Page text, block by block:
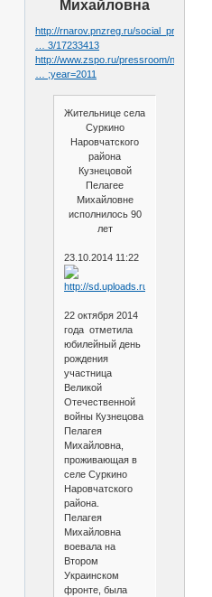
Михайловна
http://rnarov.pnzreg.ru/social_protecti
… 3/17233413
http://www.zspo.ru/pressroom/news/
… ;year=2011
Жительнице села
Суркино
Наровчатского
района
Кузнецовой
Пелагее
Михайловне
исполнилось 90
лет
23.10.2014 11:22
22 октября 2014
года отметила
юбилейный день
рождения
участница
Великой
Отечественной
войны Кузнецова
Пелагея
Михайловна,
проживающая в
селе Суркино
Наровчатского
района.
Пелагея
Михайловна
воевала на
Втором
Украинском
фронте, была